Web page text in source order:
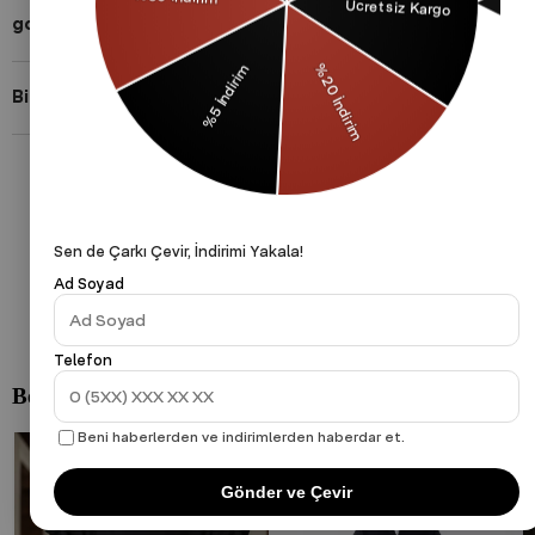
gothamVibes Hakkında
Bizi Takip Et!
Sen de Çarkı Çevir, İndirimi Yakala!
Ad Soyad
Telefon
Beni haberlerden ve indirimlerden haberdar et.
Gönder ve Çevir